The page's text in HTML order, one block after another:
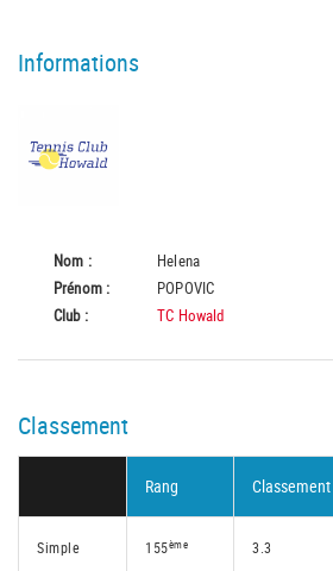
Informations
Nom :
Helena
Prénom :
POPOVIC
Club :
TC Howald
Classement
Rang Classement
Simple 155ème 3.3